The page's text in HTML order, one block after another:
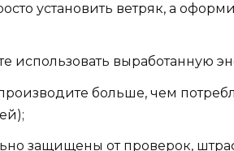
установить ветряк, а
использовать выработанную
больше, чем
защищены от проверок,